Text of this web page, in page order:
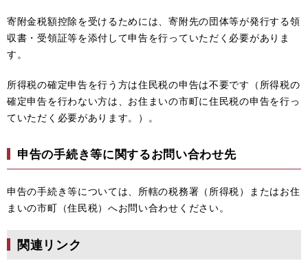
寄附金税額控除を受けるためには、寄附先の団体等が発行する領
収書・受領証等を添付して申告を行っていただく必要がありま
す。
所得税の確定申告を行う方は住民税の申告は不要です（所得税の
確定申告を行わない方は、お住まいの市町に住民税の申告を行っ
ていただく必要があります。）。
申告の手続き等に関するお問い合わせ先
申告の手続き等については、所轄の税務署（所得税）またはお住
まいの市町（住民税）へお問い合わせください。
関連リンク